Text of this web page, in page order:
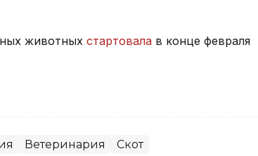
животных стартовала в конце февраля
Ветеринария
Скот